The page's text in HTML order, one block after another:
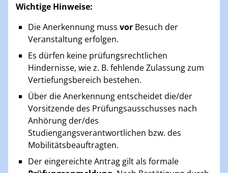
Wichtige Hinweise:
Die Anerkennung muss vor Besuch der
Veranstaltung erfolgen.
Es dürfen keine prüfungsrechtlichen
Hindernisse, wie z. B. fehlende Zulassung zum
Vertiefungsbereich bestehen.
Über die Anerkennung entscheidet die/der
Vorsitzende des Prüfungsausschusses nach
Anhörung der/des
Studiengangsverantwortlichen bzw. des
Mobilitätsbeauftragten.
Der eingereichte Antrag gilt als formale